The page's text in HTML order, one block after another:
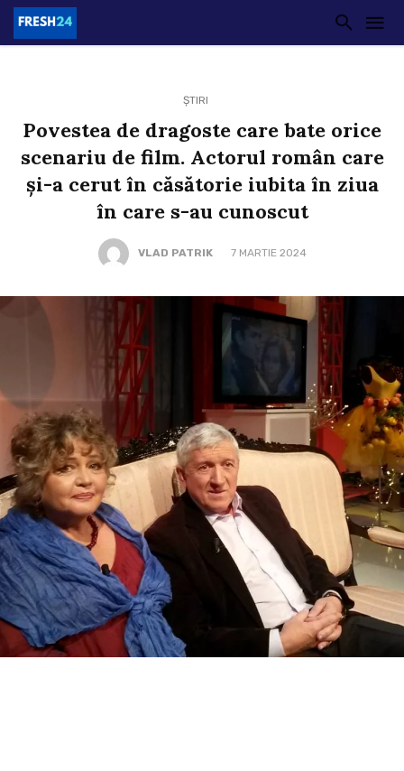
ȘTIRI
Povestea de dragoste care bate orice
scenariu de film. Actorul român care
și-a cerut în căsătorie iubita în ziua
în care s-au cunoscut
VLAD PATRIK 7 MARTIE 2024